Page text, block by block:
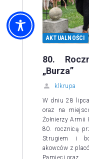
AKTUALNOŚCI
80.
„Burza”
klkrupa
W dniu 28
oraz na
Żołnierzy Armii
80. rocznicą
Strugiem i
akowców z
Pamięci oraz…